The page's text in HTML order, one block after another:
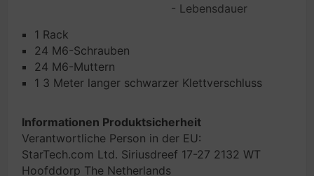
- Lebensdauer
1 Rack
24 M6-Schrauben
24 M6-Muttern
1 3 Meter langer schwarzer Klettverschluss
Informationen Produktsicherheit
Verantwortliche Person in der EU:
StarTech.com Ltd. Siriusdreef 17-27 2132 WT
Hoofddorp The Netherlands